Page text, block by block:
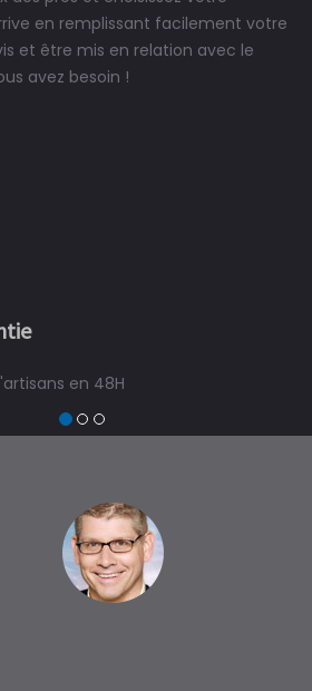
en remplissant facilement votre
et être mis en relation avec le
avez besoin !
en 48H